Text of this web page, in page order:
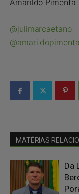
Amarildo Pimenta
@julimarcaetano
@amarildopimenta
MATÉRIAS
Da